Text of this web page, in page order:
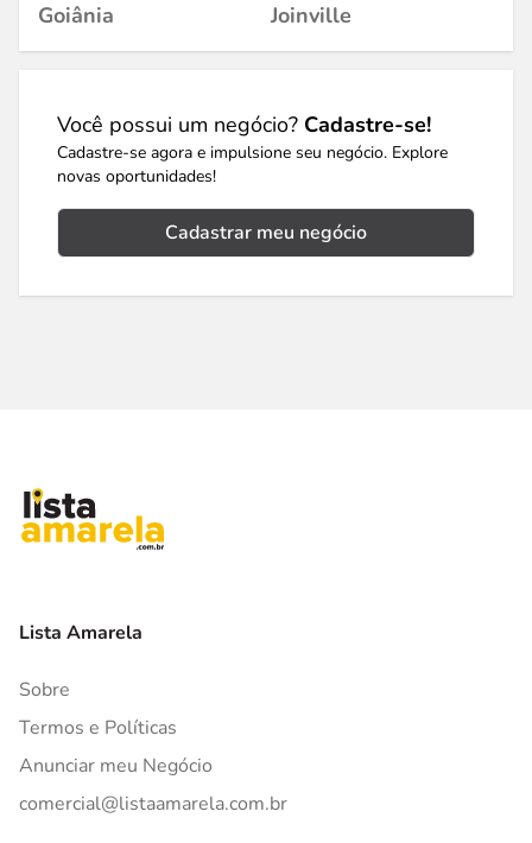
Goiânia
Joinville
Você possui um negócio? Cadastre-se!
Cadastre-se agora e impulsione seu negócio. Explore
novas oportunidades!
Cadastrar meu negócio
Lista Amarela
Sobre
Termos e Políticas
Anunciar meu Negócio
comercial@listaamarela.com.br